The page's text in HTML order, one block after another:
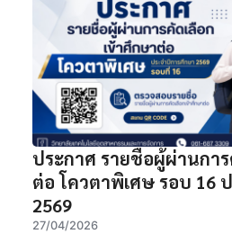
ประกาศ รายชื่อผู้ผ่านกา
ต่อ โควตาพิเศษ รอบ 16
2569
27/04/2026